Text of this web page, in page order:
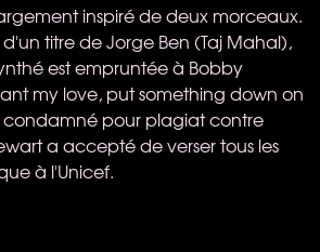
inspiré de deux morceaux.
titre de Jorge Ben (Taj Mahal),
est empruntée à Bobby
my love, put something down on
condamné pour plagiat contre
a accepté de verser tous les
à l'Unicef.